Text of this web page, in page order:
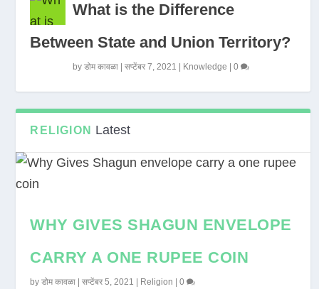
What is the Difference
Between State and Union Territory?
byडोम कावळा |सप्टेंबर 7, 2021 Knowledge |0
RELIGION Latest
WHY GIVES SHAGUN ENVELOPE
CARRY A ONE RUPEE COIN
byडोम कावळा |सप्टेंबर 5, 2021 Religion |0